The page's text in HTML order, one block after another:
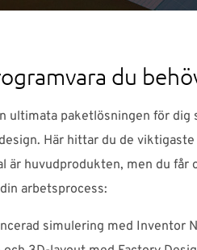
du
ultimata paketlösningen för
Här hittar du de
är huvudprodukten, men du
arbetsprocess:
simulering med Inventor